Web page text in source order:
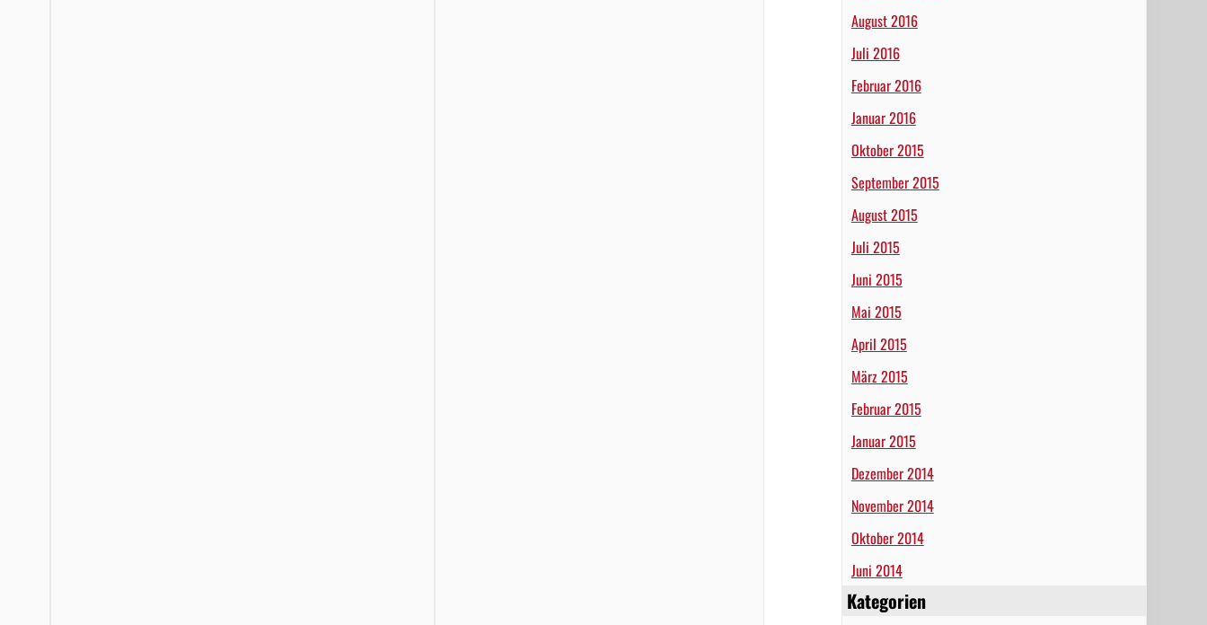
August 2016
Juli 2016
Februar 2016
Januar 2016
Oktober 2015
September 2015
August 2015
Juli 2015
Juni 2015
Mai 2015
April 2015
März 2015
Februar 2015
Januar 2015
Dezember 2014
November 2014
Oktober 2014
Juni 2014
Kategorien